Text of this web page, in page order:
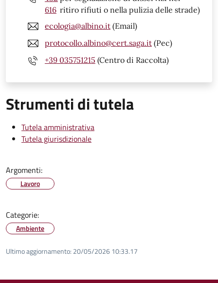
616 ritiro rifiuti o nella pulizia delle strade)
ecologia@albino.it (Email)
protocollo.albino@cert.saga.it (Pec)
+39 035751215 (Centro di Raccolta)
Strumenti di tutela
Tutela amministrativa
Tutela giurisdizionale
Argomenti:
Lavoro
Categorie:
Ambiente
Ultimo aggiornamento: 20/05/2026 10:33.17